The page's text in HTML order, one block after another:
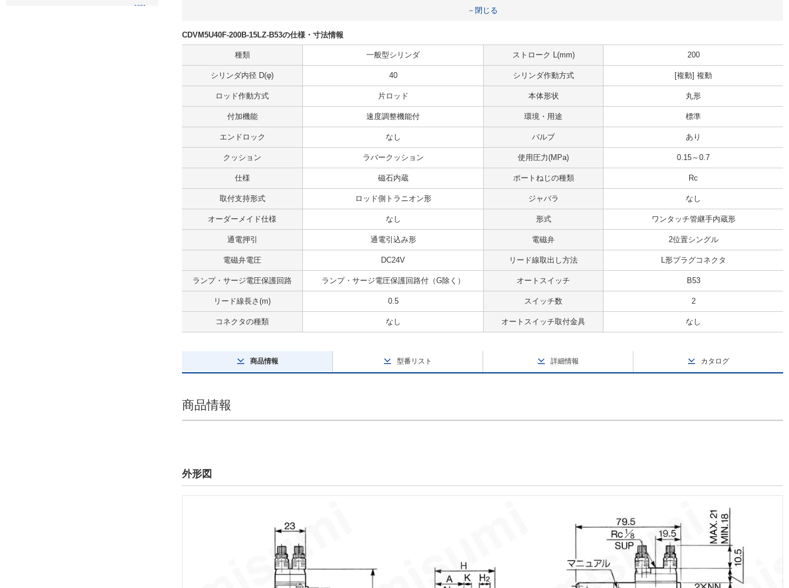
解除 －閉じる
CDVM5U40F-200B-15LZ-B53の仕様・寸法情報
種類 一般型シリンダ ストローク L(mm) 200
シリンダ内径 D(φ) 40 シリンダ作動方式 [複動] 複動
ロッド作動方式 片ロッド 本体形状 丸形
付加機能 速度調整機能付 環境・用途 標準
エンドロック なし バルブ あり
クッション ラバークッション 使用圧力(MPa) 0.15～0.7
仕様 磁石内蔵 ポートねじの種類 Rc
取付支持形式 ロッド側トラニオン形 ジャバラ なし
オーダーメイド仕様 なし 形式 ワンタッチ管継手内蔵形
通電押引 通電引込み形 電磁弁 2位置シングル
電磁弁電圧 DC24V リード線取出し方法 L形プラグコネクタ
ランプ・サージ電圧保護回路 ランプ・サージ電圧保護回路付（G除く） オートスイッチ B53
リード線長さ(m) 0.5 スイッチ数 2
コネクタの種類 なし オートスイッチ取付金具 なし
商品情報 型番リスト 詳細情報 カタログ
商品情報
外形図